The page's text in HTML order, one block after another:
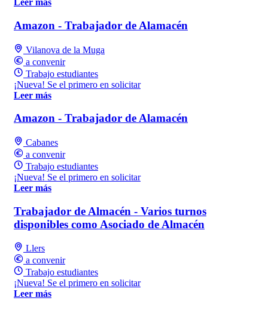
Leer más
Amazon - Trabajador de Alamacén
Vilanova de la Muga
a convenir
Trabajo estudiantes
¡Nueva! Se el primero en solicitar
Leer más
Amazon - Trabajador de Alamacén
Cabanes
a convenir
Trabajo estudiantes
¡Nueva! Se el primero en solicitar
Leer más
Trabajador de Almacén - Varios turnos
disponibles como Asociado de Almacén
Llers
a convenir
Trabajo estudiantes
¡Nueva! Se el primero en solicitar
Leer más